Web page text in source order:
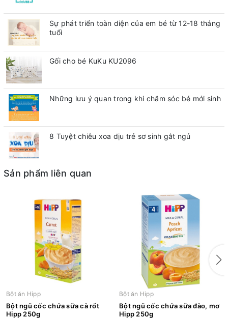
Sự phát triển toàn diện của em bé từ 12-18 tháng
tuổi
Gối cho bé KuKu KU2096
Những lưu ý quan trong khi chăm sóc bé mới sinh
8 Tuyệt chiêu xoa dịu trẻ sơ sinh gắt ngủ
Sản phẩm liên quan
Bột ăn Hipp
Bột ngũ cốc chứa sữa cà rốt
Hipp 250g
Bột ăn Hipp
Bột ngũ cốc chứa sữa đào, mơ
Hipp 250g